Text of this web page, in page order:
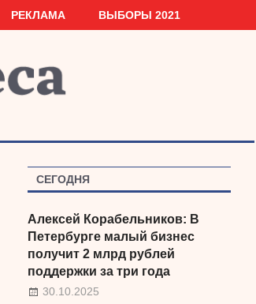
РЕКЛАМА ВЫБОРЫ 2021
СЕГОДНЯ
Алексей Корабельников: В
Петербурге малый бизнес
получит 2 млрд рублей
поддержки за три года
30.10.2025